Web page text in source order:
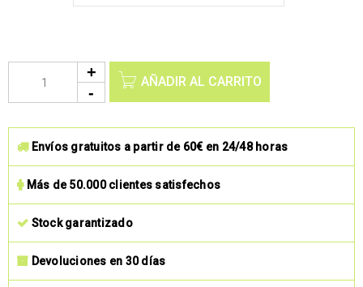
AÑADIR AL CARRITO
Envíos gratuitos a partir de 60€ en 24/48 horas
Más de 50.000 clientes satisfechos
Stock garantizado
Devoluciones en 30 días